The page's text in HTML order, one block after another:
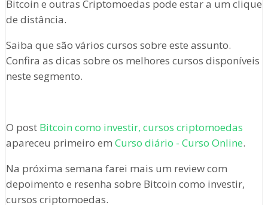
Bitcoin e outras Criptomoedas pode estar a um clique
de distância.
Saiba que são vários cursos sobre este assunto.
Confira as dicas sobre os melhores cursos disponíveis
neste segmento.
O post Bitcoin como investir, cursos criptomoedas
apareceu primeiro em Curso diário - Curso Online.
Na próxima semana farei mais um review com
depoimento e resenha sobre Bitcoin como investir,
cursos criptomoedas.